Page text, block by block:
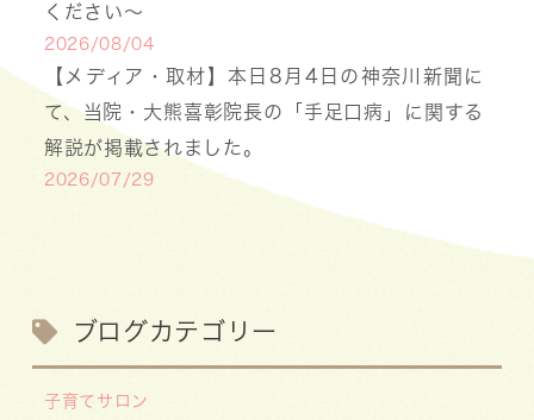
ください〜
2026/08/04
【メディア・取材】本日8月4日の神奈川新聞に
て、当院・大熊喜彰院長の「手足口病」に関する
解説が掲載されました。
2026/07/29
【医療事務・受付募集】私たちと一緒に、子ども
たちの笑顔を支えませんか？（年間休日141日／
2026/07/13
【お知らせ】川崎市の「麻しん（はしか）対策事
ブログカテゴリー
子育てサロン